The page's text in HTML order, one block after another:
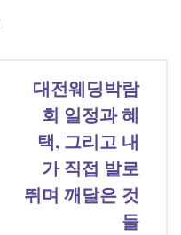
대전웨딩박람
회 일정과 혜
택, 그리고 내
가 직접 발로
뛰며 깨달은 것
들